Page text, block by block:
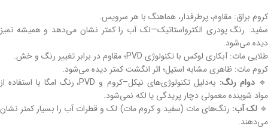
کروم براق: مقاوم، پرطرفدار، هماهنگ با هر سرویس.
سفید: رنگ پودری الکترواستاتیک—لک آب را کمتر نشان می‌دهد و همیشه تمیز
دیده می‌شود.
طلایی مات: آبکاری لوکس با تکنولوژی PVD؛ مقاوم در برابر تغییر رنگ و خش.
کروم مات: ظاهری مشابه استیل؛ اثر انگشت کمتر دیده می‌شود.
🔹دوام رنگ:
به‌دلیل تکنولوژی‌های نیکل‌–کروم و PVD، رنگ امگا با استفاده از
مواد شوینده معمولی دچار پریدگی یا لکه نمی‌شود.
🔹 لک آب: رنگ‌های مات (سفید و کروم مات) لک و قطرات آب را بسیار کمتر نشان
می‌دهند.